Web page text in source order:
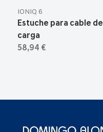
IONIQ 6
Estuche para cable de
carga
58,94 €